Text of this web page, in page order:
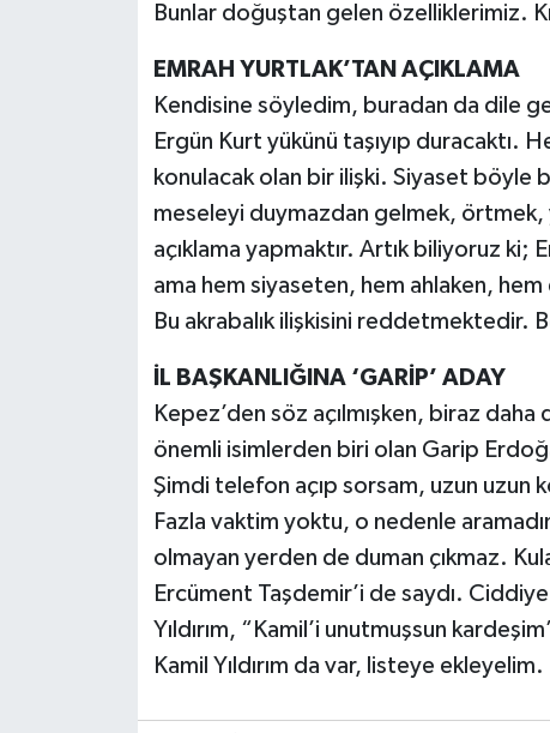
Bunlar doğuştan gelen özelliklerimiz.
EMRAH YURTLAK’TAN AÇIKLAMA
Kendisine söyledim, buradan da dile
Ergün Kurt yükünü taşıyıp duracaktı.
konulacak olan bir ilişki. Siyaset böyle
meseleyi duymazdan gelmek, örtmek,
açıklama yapmaktır. Artık biliyoruz ki;
ama hem siyaseten, hem ahlaken,
Bu akrabalık ilişkisini reddetmektedir.
İL BAŞKANLIĞINA ‘GARİP’ ADAY
Kepez’den söz açılmışken, biraz
önemli isimlerden biri olan Garip
Şimdi telefon açıp sorsam, uzun uzun
Fazla vaktim yoktu, o nedenle
olmayan yerden de duman çıkmaz.
Ercüment Taşdemir’i de saydı.
Yıldırım, “Kamil’i unutmuşsun
Kamil Yıldırım da var, listeye ekleyelim.